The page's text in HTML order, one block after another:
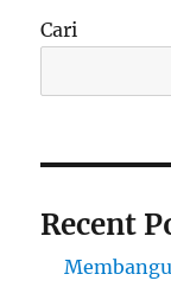
Cari
Recent